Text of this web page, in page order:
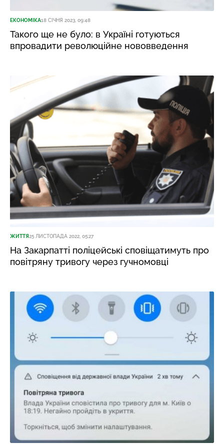
ЕКОНОМІКА18 СІЧНЯ 2023, 09:48
Такого ще не було: в Україні готуються
впровадити революційне нововведення
ЖИТТЯ25 ЛИСТОПАДА 2022, 05:27
На Закарпатті поліцейські сповіщатимуть про
повітряну тривогу через гучномовці